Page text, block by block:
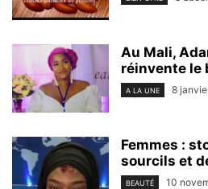
Au Mali,
réinvente le
A LA UNE 8
Femmes :
sourcils et
BEAUTÉ 10